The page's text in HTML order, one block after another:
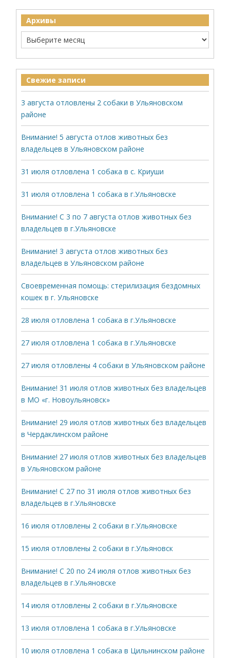
Архивы
Свежие записи
3 августа отловлены 2 собаки в Ульяновском
районе
Внимание! 5 августа отлов животных без
владельцев в Ульяновском районе
31 июля отловлена 1 собака в с. Криуши
31 июля отловлена 1 собака в г.Ульяновске
Внимание! С 3 по 7 августа отлов животных без
владельцев в г.Ульяновске
Внимание! 3 августа отлов животных без
владельцев в Ульяновском районе
Своевременная помощь: стерилизация бездомных
кошек в г. Ульяновске
28 июля отловлена 1 собака в г.Ульяновске
27 июля отловлена 1 собака в г.Ульяновске
27 июля отловлены 4 собаки в Ульяновском районе
Внимание! 31 июля отлов животных без владельцев
в МО «г. Новоульяновск»
Внимание! 29 июля отлов животных без владельцев
в Чердаклинском районе
Внимание! 27 июля отлов животных без владельцев
в Ульяновском районе
Внимание! С 27 по 31 июля отлов животных без
владельцев в г.Ульяновске
16 июля отловлены 2 собаки в г.Ульяновске
15 июля отловлены 2 собаки в г.Ульяновск
Внимание! С 20 по 24 июля отлов животных без
владельцев в г.Ульяновске
14 июля отловлены 2 собаки в г.Ульяновске
13 июля отловлена 1 собака в г.Ульяновске
10 июля отловлена 1 собака в Цильнинском районе